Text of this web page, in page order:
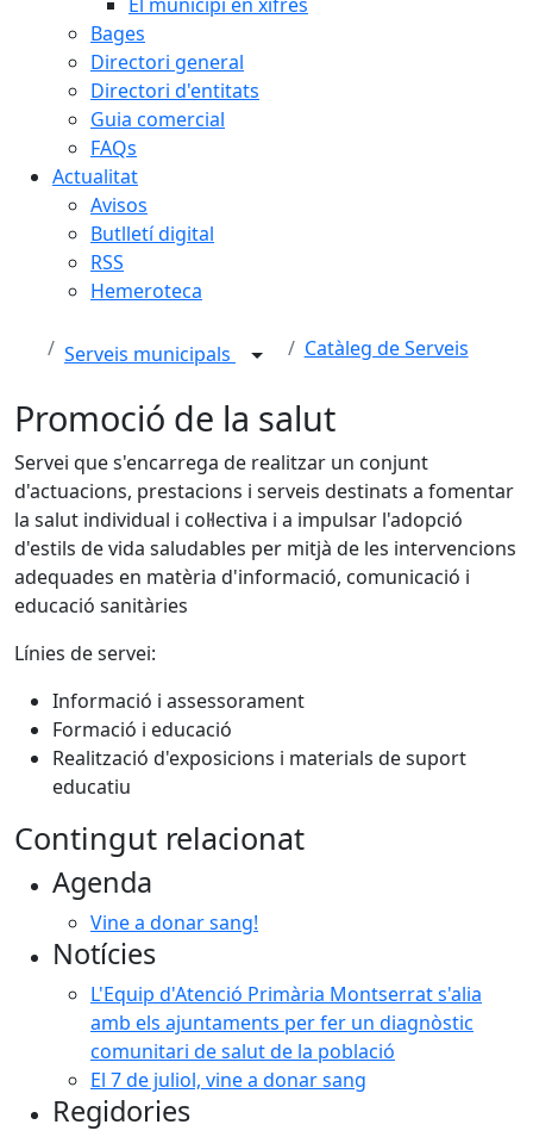
Bages
Directori general
Directori d'entitats
Guia comercial
FAQs
Actualitat
Avisos
Butlletí digital
RSS
Hemeroteca
Serveis municipals Catàleg de Serveis
Promoció de la salut
Servei que s'encarrega de realitzar un conjunt
d'actuacions, prestacions i serveis destinats a fomentar
la salut individual i col·lectiva i a impulsar l'adopció
d'estils de vida saludables per mitjà de les intervencions
adequades en matèria d'informació, comunicació i
educació sanitàries
Línies de servei:
Informació i assessorament
Formació i educació
Realització d'exposicions i materials de suport
educatiu
Contingut relacionat
Agenda
Vine a donar sang!
Notícies
L'Equip d'Atenció Primària Montserrat s'alia
amb els ajuntaments per fer un diagnòstic
comunitari de salut de la població
El 7 de juliol, vine a donar sang
Regidories